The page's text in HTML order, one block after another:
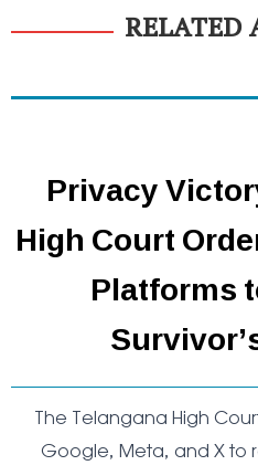
RELATED
Privacy
High Court
Platforms
The Telangana High
Google, Meta, and X to